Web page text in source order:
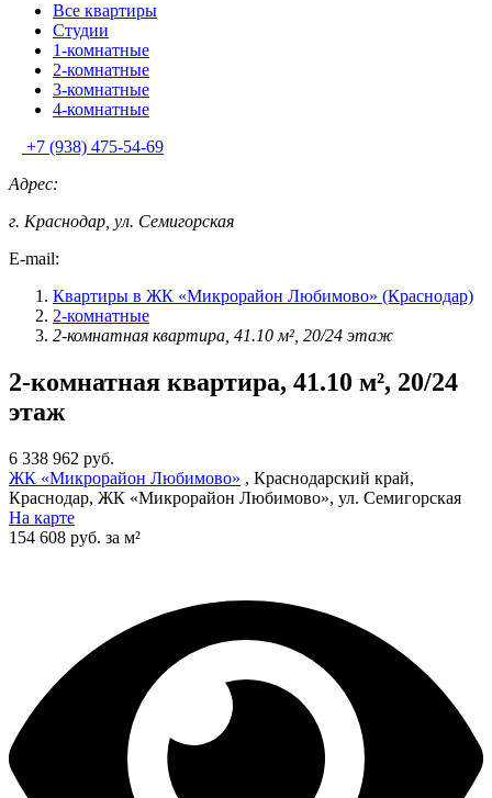
Все квартиры
Студии
1-комнатные
2-комнатные
3-комнатные
4-комнатные
+7 (938) 475-54-69
Адрес:
г. Краснодар, ул. Семигорская
E-mail:
Квартиры в ЖК «Микрорайон Любимово» (Краснодар)
2-комнатные
2-комнатная квартира, 41.10 м², 20/24 этаж
2-комнатная квартира, 41.10 м², 20/24
этаж
6 338 962 руб.
ЖК «Микрорайон Любимово» , Краснодарский край,
Краснодар, ЖК «Микрорайон Любимово», ул. Семигорская
На карте
154 608 руб. за м²